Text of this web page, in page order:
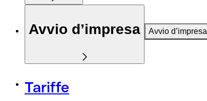
Avvio d’impresa Avvio d’impresa
Tariffe